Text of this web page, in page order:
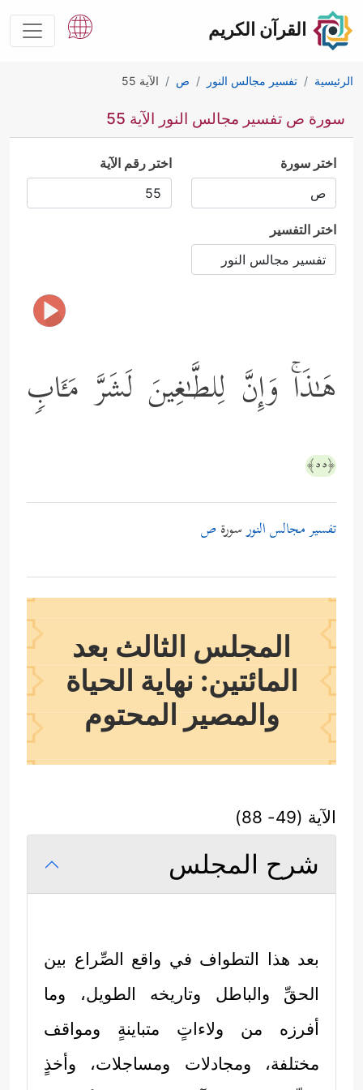
القرآن الكريم
الرئيسية تفسير مجالس النور ص الآية 55
سورة ص تفسير مجالس النور الآية 55
اختر سورة اختر رقم الآية
اختر التفسير
هَـٰذَاۚ وَإِنَّ لِلطَّـٰغِینَ لَشَرَّ مَـَٔابࣲ
﴿٥٥﴾
تفسير مجالس النورسورة ص
المجلس الثالث بعد
المائتين: نهاية الحياة
والمصير المحتوم
الآية (49- 88)
شرح المجلس
بعد هذا التطواف في واقع الصِّراع بين
الحقِّ والباطل وتاريخه الطويل، وما
أفرزه من ولاءاتٍ متباينةٍ ومواقف
مختلفة، ومجادلات ومساجلات، وأخذٍ